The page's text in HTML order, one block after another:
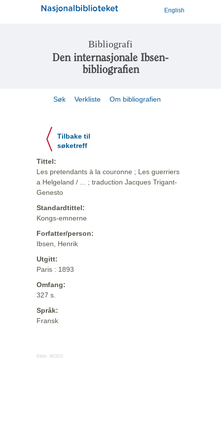
English
Bibliografi
Den internasjonale Ibsen-
bibliografien
Søk Verkliste Om bibliografien
Tilbake til
søketreff
Tittel:
Les pretendants à la couronne ; Les guerriers
a Helgeland / ... ; traduction Jacques Trigant-
Genesto
Standardtittel:
Kongs-emnerne
Forfatter/person:
Ibsen, Henrik
Utgitt:
Paris : 1893
Omfang:
327 s.
Språk:
Fransk
Kilde: MODS